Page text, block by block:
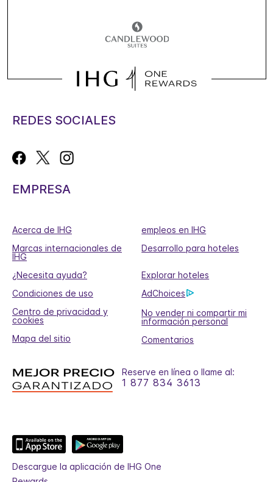
REDES SOCIALES
EMPRESA
Acerca de IHG
empleos en IHG
Marcas internacionales de
IHG
Desarrollo para hoteles
¿Necesita ayuda?
Explorar hoteles
Condiciones de uso
AdChoices
Centro de privacidad y
cookies
No vender ni compartir mi
información personal
Mapa del sitio
Comentarios
Reserve en línea o llame al:
1 877 834 3613
Descargue la aplicación de IHG One